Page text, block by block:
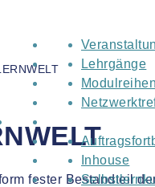
Lehrgänge
Modulreihen
Inhouse
fester Bestandteil